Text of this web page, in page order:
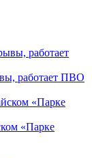
работает ПВО
«Парке